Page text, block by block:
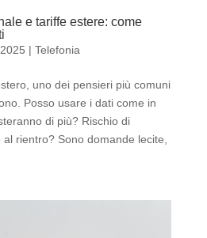
e tariffe estere: come
| Telefonia
uno dei pensieri più comuni
Posso usare i dati come in
di più? Rischio di
rientro? Sono domande lecite,